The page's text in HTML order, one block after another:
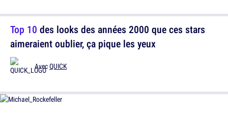
Top 10 des looks des années 2000 que ces stars
aimeraient oublier, ça pique les yeux
AvecQUICK